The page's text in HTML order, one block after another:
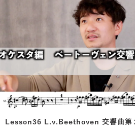
Lesson36 L.v.Beethoven 交響曲第